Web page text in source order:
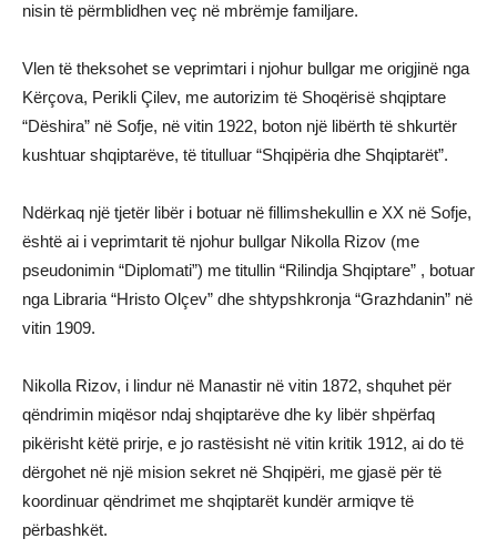
nisin të përmblidhen veç në mbrëmje familjare.
Vlen të theksohet se veprimtari i njohur bullgar me origjinë nga
Kërçova, Perikli Çilev, me autorizim të Shoqërisë shqiptare
“Dëshira” në Sofje, në vitin 1922, boton një libërth të shkurtër
kushtuar shqiptarëve, të titulluar “Shqipëria dhe Shqiptarët”.
Ndërkaq një tjetër libër i botuar në fillimshekullin e XX në Sofje,
është ai i veprimtarit të njohur bullgar Nikolla Rizov (me
pseudonimin “Diplomati”) me titullin “Rilindja Shqiptare” , botuar
nga Libraria “Hristo Olçev” dhe shtypshkronja “Grazhdanin” në
vitin 1909.
Nikolla Rizov, i lindur në Manastir në vitin 1872, shquhet për
qëndrimin miqësor ndaj shqiptarëve dhe ky libër shpërfaq
pikërisht këtë prirje, e jo rastësisht në vitin kritik 1912, ai do të
dërgohet në një mision sekret në Shqipëri, me gjasë për të
koordinuar qëndrimet me shqiptarët kundër armiqve të
përbashkët.